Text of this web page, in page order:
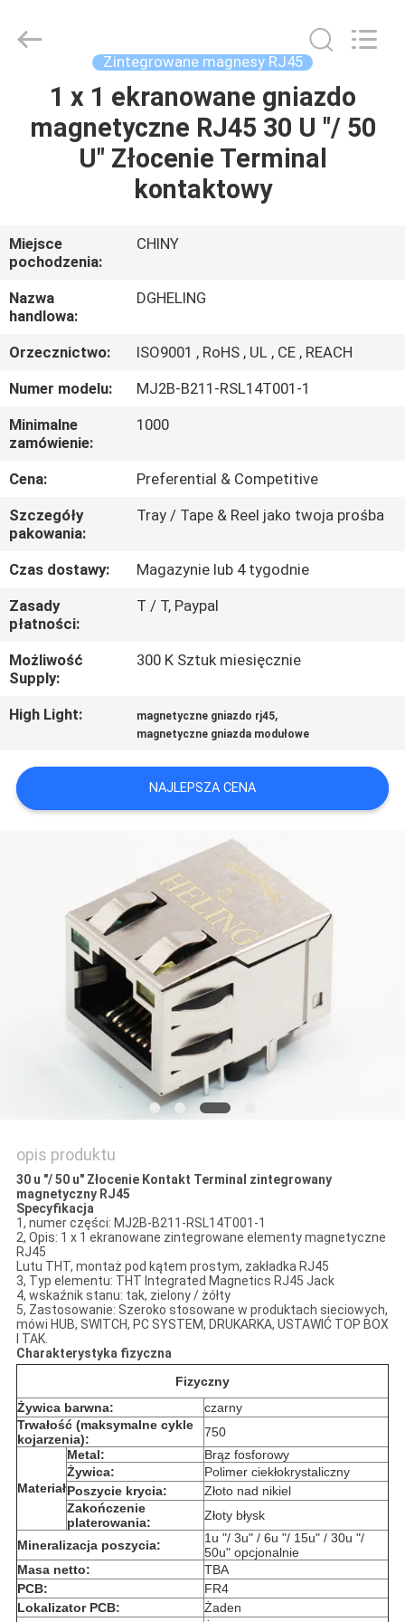
DOM
PRODUKTY
NAS
WYCIECZKA
PO
FABRYCE
KONTROLA
JAKOŚCI
SKONTAKTUJ
SIĘ
Z
NAMI
POPROSIĆ
O
WYCENĘ
SITEMAP
PRYWATNOŚCI
Rights
Zintegrowane magnesy RJ45
1 x 1 ekranowane gniazdo
magnetyczne RJ45 30 U "/ 50
U" Złocenie Terminal
kontaktowy
Miejsce
pochodzenia:
CHINY
Nazwa
handlowa:
DGHELING
Orzecznictwo:
ISO9001 , RoHS , UL , CE , REACH
Numer modelu:
MJ2B-B211-RSL14T001-1
Minimalne
zamówienie:
1000
Cena:
Preferential & Competitive
Szczegóły
pakowania:
Tray / Tape & Reel jako twoja prośba
Czas dostawy:
Magazynie lub 4 tygodnie
Zasady
płatności:
T / T, Paypal
Możliwość
Supply:
300 K Sztuk miesięcznie
High Light: magnetyczne gniazdo rj45,
magnetyczne gniazda modułowe
NAJLEPSZA CENA
opis produktu
30 u "/ 50 u" Złocenie Kontakt Terminal zintegrowany
magnetyczny RJ45
Specyfikacja
1, numer części: MJ2B-B211-RSL14T001-1
2, Opis: 1 x 1 ekranowane zintegrowane elementy magnetyczne
RJ45
Lutu THT, montaż pod kątem prostym, zakładka RJ45
3, Typ elementu: THT Integrated Magnetics RJ45 Jack
4, wskaźnik stanu: tak, zielony / żółty
5, Zastosowanie: Szeroko stosowane w produktach sieciowych,
mówi HUB, SWITCH, PC SYSTEM, DRUKARKA, USTAWIĆ TOP BOX
I TAK.
Charakterystyka fizyczna
Fizyczny
Żywica barwna:
czarny
Trwałość (maksymalne cykle
kojarzenia):
750
Materiał
Metal:
Brąz fosforowy
Żywica:
Polimer ciekłokrystaliczny
Poszycie krycia:
Złoto nad nikiel
Zakończenie
platerowania:
Złoty błysk
Mineralizacja poszycia:
1u "/ 3u" / 6u "/ 15u" / 30u "/
50u" opcjonalnie
Masa netto:
TBA
PCB:
FR4
Lokalizator PCB:
Żaden